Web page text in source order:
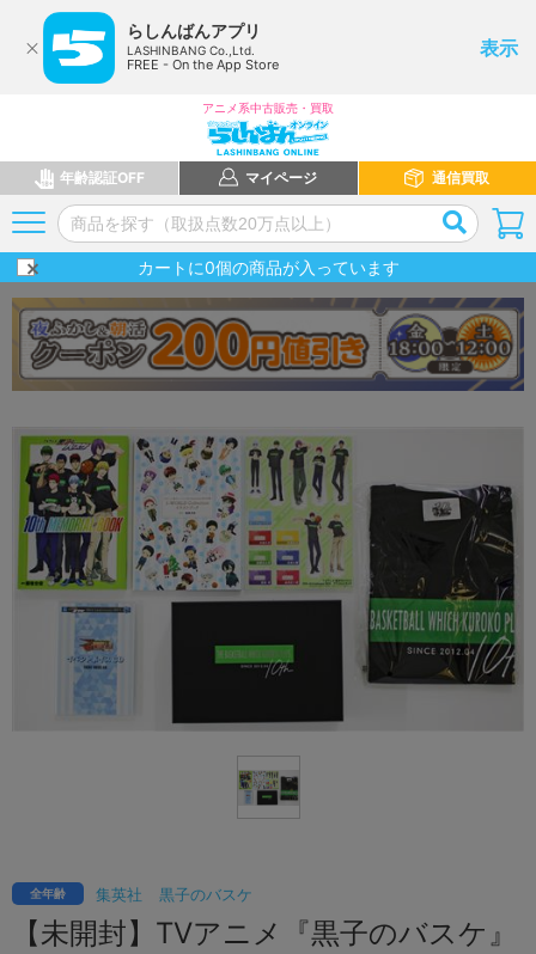
らしんばんアプリ
LASHINBANG Co.,Ltd.
FREE - On the App Store
表示
アニメ系中古販売・買取
年齢認証OFF マイページ 通信買取
カートに0個の商品が入っています
集英社 黒子のバスケ
全年齢
【未開封】TVアニメ『黒子のバスケ』